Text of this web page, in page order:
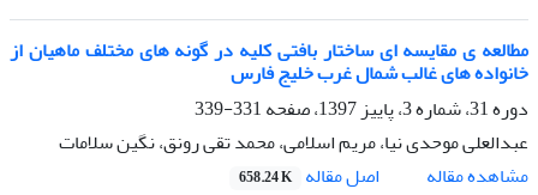
مطالعه ی مقایسه ای ساختار بافتی کلیه در گونه های مختلف ماهیان از
خانواده های غالب شمال غرب خلیج فارس
دوره 31، شماره 3، پاییز 1397، صفحه
331-339
عبدالعلی موحدی نیا، مریم اسلامی، محمد تقی رونق، نگین سلامات
مشاهده مقاله
اصل مقاله 658.24 K